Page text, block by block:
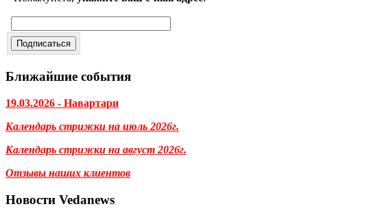
Ближайшие события
19.03.2026 - Навартари
Календарь стрижки на июль 2026г.
Календарь стрижки на август 2026г.
Отзывы наших клиентов
Новости Vedanews